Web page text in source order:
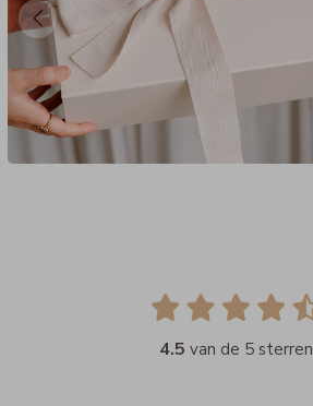
4.5 van de 5 sterren